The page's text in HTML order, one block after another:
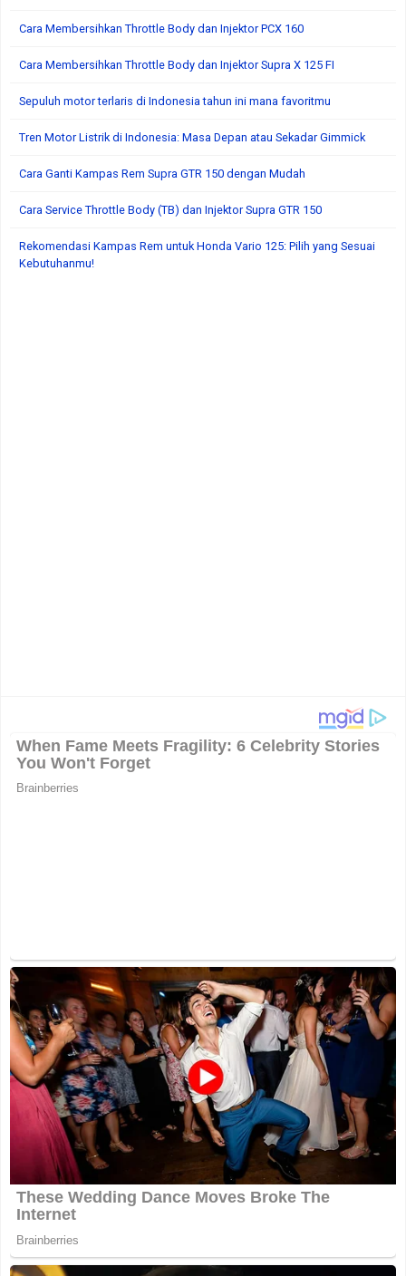
Cara Membersihkan Throttle Body dan Injektor PCX 160
Cara Membersihkan Throttle Body dan Injektor Supra X 125 FI
Sepuluh motor terlaris di Indonesia tahun ini mana favoritmu
Tren Motor Listrik di Indonesia: Masa Depan atau Sekadar Gimmick
Cara Ganti Kampas Rem Supra GTR 150 dengan Mudah
Cara Service Throttle Body (TB) dan Injektor Supra GTR 150
Rekomendasi Kampas Rem untuk Honda Vario 125: Pilih yang Sesuai
Kebutuhanmu!